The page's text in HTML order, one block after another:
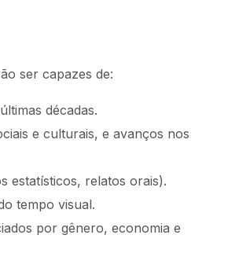
ser capazes de:
décadas.
e culturais, e avanços nos
estatísticos, relatos orais).
tempo visual.
por gênero, economia e